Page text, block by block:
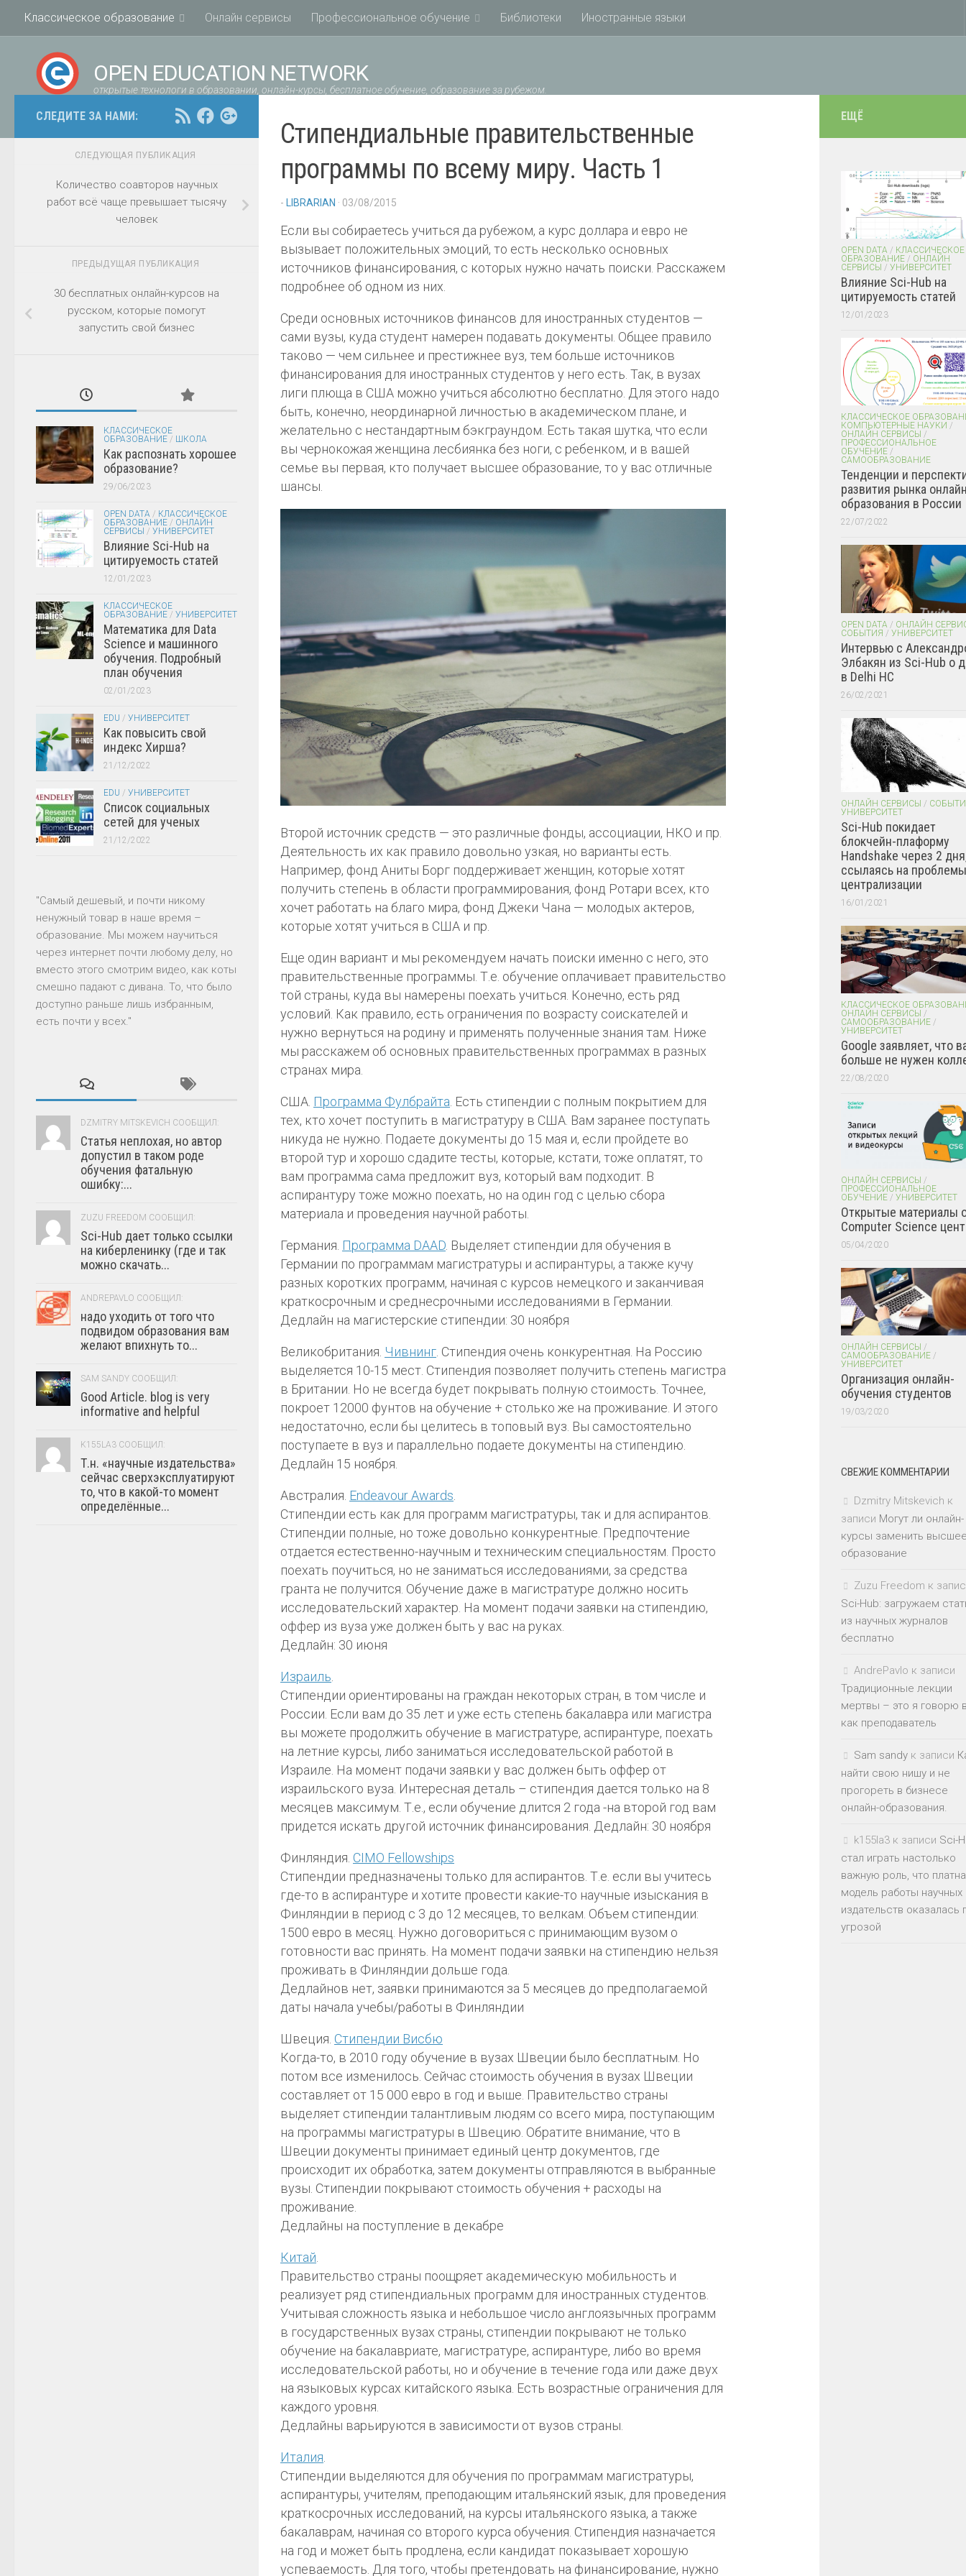
Классическое образование Онлайн сервисы Профессиональное обучение Библиотеки Иностранные языки
OPEN EDUCATION NETWORK
открытые технологи в образовании, онлайн-курсы, бесплатное обучение, образование за рубежом.
Стипендиальные правительственные
программы по всему миру. Часть 1
- LIBRARIAN · 03/08/2015
Если вы собираетесь учиться да рубежом, а курс доллара и евро не
вызывает положительных эмоций, то есть несколько основных
источников финансирования, с которых нужно начать поиски. Расскажем
подробнее об одном из них.
Среди основных источников финансов для иностранных студентов —
сами вузы, куда студент намерен подавать документы. Общее правило
таково — чем сильнее и престижнее вуз, тем больше источников
финансирования для иностранных студентов у него есть. Так, в вузах
лиги плюща в США можно учиться абсолютно бесплатно. Для этого надо
быть, конечно, неординарной личностью в академическом плане, и
желательно с нестандартным бэкграундом. Есть такая шутка, что если
вы чернокожая женщина лесбиянка без ноги, с ребенком, и в вашей
семье вы первая, кто получает высшее образование, то у вас отличные
шансы.
Второй источник средств — это различные фонды, ассоциации, НКО и пр.
Деятельность их как правило довольно узкая, но варианты есть.
Например, фонд Аниты Борг поддерживает женщин, которые хотят
получить степень в области программирования, фонд Ротари всех, кто
хочет работать на благо мира, фонд Джеки Чана — молодых актеров,
которые хотят учиться в США и пр.
Еще один вариант и мы рекомендуем начать поиски именно с него, это
правительственные программы. Т.е. обучение оплачивает правительство
той страны, куда вы намерены поехать учиться. Конечно, есть ряд
условий. Как правило, есть ограничения по возрасту соискателей и
нужно вернуться на родину и применять полученные знания там. Ниже
мы расскажем об основных правительственных программах в разных
странах мира.
США. Программа Фулбрайта. Есть стипендии с полным покрытием для
тех, кто хочет поступить в магистратуру в США. Вам заранее поступать
никуда не нужно. Подаете документы до 15 мая и, если пройдете во
второй тур и хорошо сдадите тесты, которые, кстати, тоже оплатят, то
вам программа сама предложит вуз, который вам подходит. В
аспирантуру тоже можно поехать, но на один год с целью сбора
материала и проведения научной работы.
Германия. Программа DAAD. Выделяет стипендии для обучения в
Германии по программам магистратуры и аспирантуры, а также кучу
разных коротких программ, начиная с курсов немецкого и заканчивая
краткосрочным и среднесрочными исследованиями в Германии.
Дедлайн на магистерские стипендии: 30 ноября
Великобритания. Чивнинг. Стипендия очень конкурентная. На Россию
выделяется 10-15 мест. Стипендия позволяет получить степень магистра
в Британии. Но не всегда будет покрывать полную стоимость. Точнее,
покроет 12000 фунтов на обучение + столько же на проживание. И этого
недостаточно, если бы целитесь в топовый вуз. Вы самостоятельно
поступаете в вуз и параллельно подаете документы на стипендию.
Дедлайн 15 ноября.
Австралия. Endeavour Awards.
Стипендии есть как для программ магистратуры, так и для аспирантов.
Стипендии полные, но тоже довольно конкурентные. Предпочтение
отдается естественно-научным и техническим специальностям. Просто
поехать поучиться, но не заниматься исследованиями, за средства
гранта не получится. Обучение даже в магистратуре должно носить
исследовательский характер. На момент подачи заявки на стипендию,
оффер из вуза уже должен быть у ваc на руках.
Дедлайн: 30 июня
Израиль.
Стипендии ориентированы на граждан некоторых стран, в том числе и
России. Если вам до 35 лет и уже есть степень бакалавра или магистра
вы можете продолжить обучение в магистратуре, аспирантуре, поехать
на летние курсы, либо заниматься исследовательской работой в
Израиле. На момент подачи заявки у вас должен быть оффер от
израильского вуза. Интересная деталь – стипендия дается только на 8
месяцев максимум. Т.е., если обучение длится 2 года -на второй год вам
придется искать другой источник финансирования. Дедлайн: 30 ноября
Финляндия. CIMO Fellowships
Стипендии предназначены только для аспирантов. Т.е. если вы учитесь
где-то в аспирантуре и хотите провести какие-то научные изыскания в
Финляндии в период с 3 до 12 месяцев, то велкам. Объем стипендии:
1500 евро в месяц. Нужно договориться с принимающим вузом о
готовности вас принять. На момент подачи заявки на стипендию нельзя
проживать в Финляндии дольше года.
Дедлайнов нет, заявки принимаются за 5 месяцев до предполагаемой
даты начала учебы/работы в Финляндии
Швеция. Стипендии Висбю
Когда-то, в 2010 году обучение в вузах Швеции было бесплатным. Но
потом все изменилось. Сейчас стоимость обучения в вузах Швеции
составляет от 15 000 евро в год и выше. Правительство страны
выделяет стипендии талантливым людям со всего мира, поступающим
на программы магистратуры в Швецию. Обратите внимание, что в
Швеции документы принимает единый центр документов, где
происходит их обработка, затем документы отправляются в выбранные
вузы. Стипендии покрывают стоимость обучения + расходы на
проживание.
Дедлайны на поступление в декабре
Китай.
Правительство страны поощряет академическую мобильность и
реализует ряд стипендиальных программ для иностранных студентов.
Учитывая сложность языка и небольшое число англоязычных программ
в государственных вузах страны, стипендии покрывают не только
обучение на бакалавриате, магистратуре, аспирантуре, либо во время
исследовательской работы, но и обучение в течение года или даже двух
на языковых курсах китайского языка. Есть возрастные ограничения для
каждого уровня.
Дедлайны варьируются в зависимости от вузов страны.
Италия.
Стипендии выделяются для обучения по программам магистратуры,
аспирантуры, учителям, преподающим итальянский язык, для проведения
краткосрочных исследований, на курсы итальянского языка, а также
бакалаврам, начиная со второго курса обучения. Стипендия назначается
на год и может быть продлена, если кандидат показывает хорошую
успеваемость. Для того, чтобы претендовать на финансирование, нужно
СЛЕДИТЕ ЗА НАМИ:
СЛЕДУЮЩАЯ ПУБЛИКАЦИЯ
Количество соавторов научных
работ всё чаще превышает тысячу
человек
ПРЕДЫДУЩАЯ ПУБЛИКАЦИЯ
30 бесплатных онлайн-курсов на
русском, которые помогут
запустить свой бизнес
КЛАССИЧЕСКОЕ
ОБРАЗОВАНИЕ / ШКОЛА
Как распознать хорошее
образование?
29/06/2023
OPEN DATA / КЛАССИЧЕСКОЕ
ОБРАЗОВАНИЕ / ОНЛАЙН
СЕРВИСЫ / УНИВЕРСИТЕТ
Влияние Sci-Hub на
цитируемость статей
12/01/2023
КЛАССИЧЕСКОЕ
ОБРАЗОВАНИЕ / УНИВЕРСИТЕТ
Математика для Data
Science и машинного
обучения. Подробный
план обучения
02/01/2023
EDU / УНИВЕРСИТЕТ
Как повысить свой
индекс Хирша?
21/12/2022
EDU / УНИВЕРСИТЕТ
Список социальных
сетей для ученых
21/12/2022
"Самый дешевый, и почти никому
ненужный товар в наше время –
образование. Мы можем научиться
через интернет почти любому делу, но
вместо этого смотрим видео, как коты
смешно падают с дивана. То, что было
доступно раньше лишь избранным,
есть почти у всех."
DZMITRY MITSKEVICH СООБЩИЛ:
Статья неплохая, но автор
допустил в таком роде
обучения фатальную
ошибку:...
ZUZU FREEDOM СООБЩИЛ:
Sci-Hub дает только ссылки
на киберленинку (где и так
можно скачать...
ANDREPAVLO СООБЩИЛ:
надо уходить от того что
подвидом образования вам
желают впихнуть то...
SAM SANDY СООБЩИЛ:
Good Article. blog is very
informative and helpful
K155LA3 СООБЩИЛ:
Т.н. «научные издательства»
сейчас сверхэксплуатируют
то, что в какой-то момент
определённые...
ЕЩЁ
OPEN DATA / КЛАССИЧЕСКОЕ
ОБРАЗОВАНИЕ / ОНЛАЙН
СЕРВИСЫ / УНИВЕРСИТЕТ
Влияние Sci-Hub на
цитируемость статей
12/01/2023
КЛАССИЧЕСКОЕ
КОМПЬЮТЕРНЫЕ НАУКИ /
ОНЛАЙН СЕРВИСЫ /
ПРОФЕССИОНАЛЬНОЕ
ОБУЧЕНИЕ /
САМООБРАЗОВАНИЕ
Тенденции и
развития рынка
образования в России
22/07/2022
OPEN DATA / ОНЛАЙН
СОБЫТИЯ / УНИВЕРСИТЕТ
Интервью с
Элбакян из Sci-Hub о
в Delhi HC
26/02/2021
ОНЛАЙН СЕРВИСЫ /
УНИВЕРСИТЕТ
Sci-Hub покидает
блокчейн-плаформу
Handshake через 2
ссылаясь на проблемы
централизации
16/01/2021
КЛАССИЧЕСКОЕ
ОНЛАЙН СЕРВИСЫ /
САМООБРАЗОВАНИЕ /
УНИВЕРСИТЕТ
Google заявляет, что
больше не нужен
22/08/2020
ОНЛАЙН СЕРВИСЫ /
ПРОФЕССИОНАЛЬНОЕ
ОБУЧЕНИЕ / УНИВЕРСИТЕТ
Открытые материалы
Computer Science
05/04/2020
ОНЛАЙН СЕРВИСЫ /
САМООБРАЗОВАНИЕ /
УНИВЕРСИТЕТ
Организация онлайн-
обучения студентов
19/03/2020
СВЕЖИЕ КОММЕНТАРИИ
Dzmitry Mitskevich к
записи Могут ли онлайн-
курсы заменить
образование
Zuzu Freedom к
Sci-Hub: загружаем
из научных журналов
бесплатно
AndrePavlo к записи
Традиционные лекции
мертвы – это я говорю
как преподаватель
Sam sandy к записи
найти свою нишу и не
прогореть в бизнесе
онлайн-образования.
k155la3 к записи Sci-
стал играть настолько
важную роль, что
модель работы научных
издательств оказалась
угрозой